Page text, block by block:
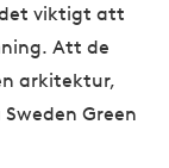
det viktigt att
Att de
arkitektur,
Green